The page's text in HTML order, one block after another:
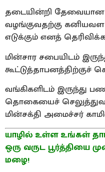
தடையின்றி
வழங்குவதற்கு கனியவள
எடுக்கும் எனத்
மின்சார சபையிடம்
கூட்டுத்தாபனத்திற்குச்
வங்கிகளிடம் இருந்து
தொகையைச்
மின்சக்தி அமைச்சர்
யாழில் உள்ள உங்கள்
ஒரு வருட பூர்த்தியை
மழை!